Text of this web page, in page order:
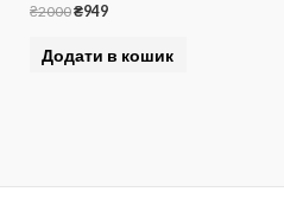
₴2000₴949
Додати в кошик